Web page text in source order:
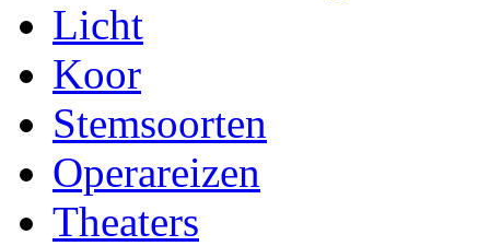
Licht
Koor
Stemsoorten
Operareizen
Theaters